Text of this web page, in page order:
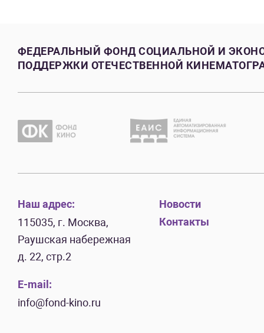
ФЕДЕРАЛЬНЫЙ ФОНД СОЦИАЛЬНОЙ И
ПОДДЕРЖКИ ОТЕЧЕСТВЕННОЙ
Наш адрес:
115035, г. Москва,
Раушская набережная
д. 22, стр.2
E-mail:
info@fond-kino.ru
Новости
Контакты